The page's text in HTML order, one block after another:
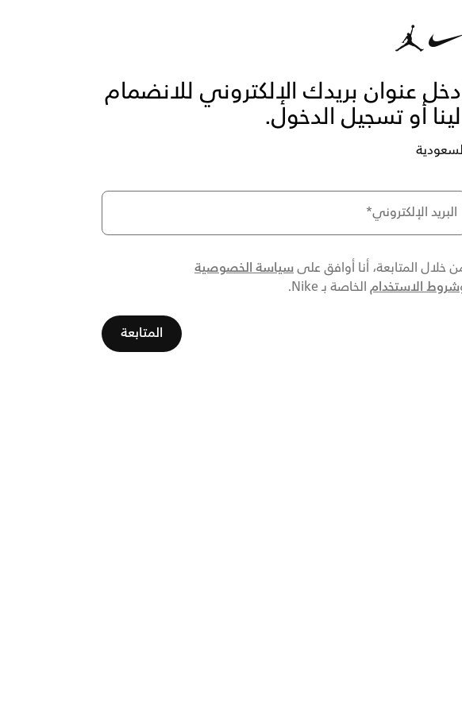
عنوان بريدك الإلكتروني للانضمام
أو تسجيل الدخول.
البريد الإلكتروني*
خلال المتابعة، أنا أوافق علىسياسة الخصوصية
شروط الاستخدام الخاصة بـ Nike.
المتابعة